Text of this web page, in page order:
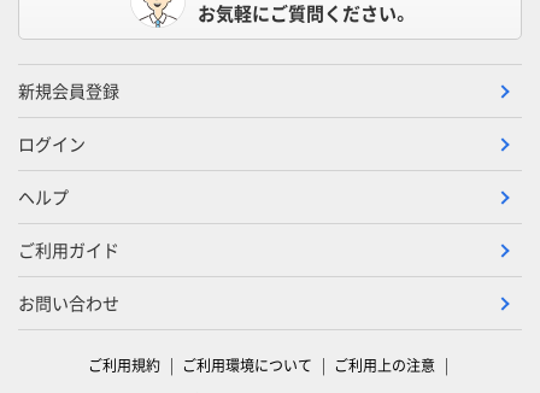
お気軽にご質問ください。
新規会員登録
ログイン
ヘルプ
ご利用ガイド
お問い合わせ
ご利用規約 ご利用環境について
ご利用上の注意